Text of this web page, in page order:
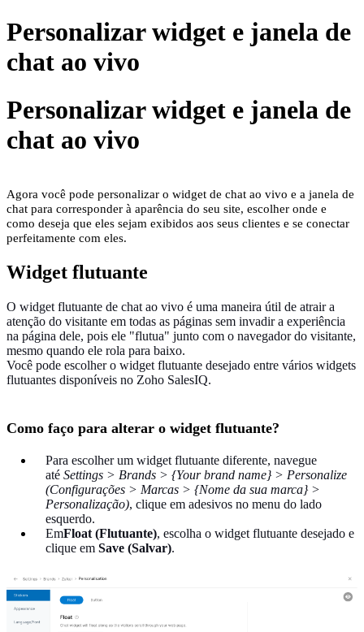
Personalizar widget e janela de
chat ao vivo
Personalizar widget e janela de
chat ao vivo
Agora você pode personalizar o widget de chat ao vivo e a janela de
chat para corresponder à aparência do seu site, escolher onde e
como deseja que eles sejam exibidos aos seus clientes e se conectar
perfeitamente com eles.
Widget flutuante
O widget flutuante de chat ao vivo é uma maneira útil de atrair a
atenção do visitante em todas as páginas sem invadir a experiência
na página dele, pois ele "flutua" junto com o navegador do visitante,
mesmo quando ele rola para baixo.
Você pode escolher o widget flutuante desejado entre vários widgets
flutuantes disponíveis no Zoho SalesIQ.
Como faço para alterar o widget flutuante?
Para escolher um widget flutuante diferente, navegue
até Settings > Brands > {Your brand name} > Personalize
(Configurações > Marcas > {Nome da sua marca} >
Personalização), clique em adesivos no menu do lado
esquerdo.
EmFloat (Flutuante), escolha o widget flutuante desejado e
clique em Save (Salvar).